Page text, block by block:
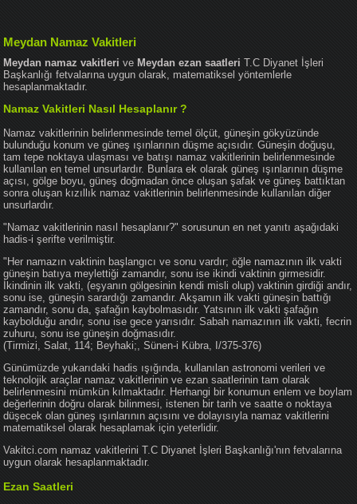
Meydan Namaz Vakitleri
Meydan namaz vakitleri ve Meydan ezan saatleri T.C Diyanet İşleri
Başkanlığı fetvalarına uygun olarak, matematiksel yöntemlerle
hesaplanmaktadır.
Namaz Vakitleri Nasıl Hesaplanır ?
Namaz vakitlerinin belirlenmesinde temel ölçüt, güneşin gökyüzünde
bulunduğu konum ve güneş ışınlarının düşme açısıdır. Güneşin doğuşu,
tam tepe noktaya ulaşması ve batışı namaz vakitlerinin belirlenmesinde
kullanılan en temel unsurlardır. Bunlara ek olarak güneş ışınlarının düşme
açısı, gölge boyu, güneş doğmadan önce oluşan şafak ve güneş battıktan
sonra oluşan kızıllık namaz vakitlerinin belirlenmesinde kullanılan diğer
unsurlardır.
"Namaz vakitlerinin nasıl hesaplanır?" sorusunun en net yanıtı aşağıdaki
hadis-i şerifte verilmiştir.
"Her namazın vaktinin başlangıcı ve sonu vardır; öğle namazının ilk vakti
güneşin batıya meylettiği zamandır, sonu ise ikindi vaktinin girmesidir.
İkindinin ilk vakti, (eşyanın gölgesinin kendi misli olup) vaktinin girdiği andır,
sonu ise, güneşin sarardığı zamandır. Akşamın ilk vakti güneşin battığı
zamandır, sonu da, şafağın kaybolmasıdır. Yatsının ilk vakti şafağın
kaybolduğu andır, sonu ise gece yarısıdır. Sabah namazının ilk vakti, fecrin
zuhuru, sonu ise güneşin doğmasıdır.
(Tirmizi, Salat, 114; Beyhaki;, Sünen-i Kübra, I/375-376)
Günümüzde yukarıdaki hadis ışığında, kullanılan astronomi verileri ve
teknolojik araçlar namaz vakitlerinin ve ezan saatlerinin tam olarak
belirlenmesini mümkün kılmaktadır. Herhangi bir konumun enlem ve boylam
değerlerinin doğru olarak bilinmesi, istenen bir tarih ve saatte o noktaya
düşecek olan güneş ışınlarının açısını ve dolayısıyla namaz vakitlerini
matematiksel olarak hesaplamak için yeterlidir.
Vakitci.com namaz vakitlerini T.C Diyanet İşleri Başkanlığı'nın fetvalarına
uygun olarak hesaplanmaktadır.
Ezan Saatleri